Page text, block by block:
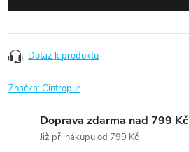
Dotaz k produktu
Značka:Cintropur
Doprava zdarma nad 799 Kč
Již při nákupu od 799 Kč